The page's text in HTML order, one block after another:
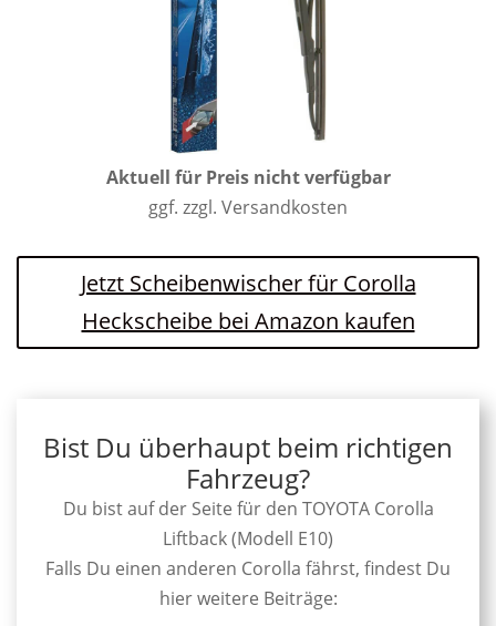
Aktuell für Preis nicht verfügbar
ggf. zzgl. Versandkosten
Jetzt Scheibenwischer für Corolla
Heckscheibe bei Amazon kaufen
Bist Du überhaupt beim richtigen
Fahrzeug?
Du bist auf der Seite für den TOYOTA Corolla
Liftback (Modell E10)
Falls Du einen anderen Corolla fährst, findest Du
hier weitere Beiträge: